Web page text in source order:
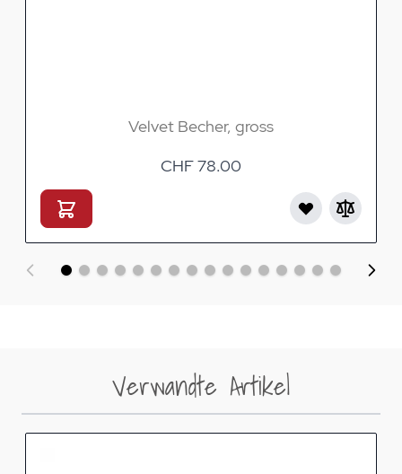
Velvet Becher, gross
CHF 78.00
Verwandte Artikel